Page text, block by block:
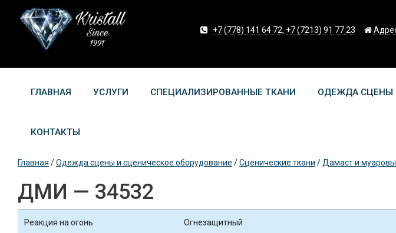
+7 (778) 141 64 72, +7 (7213) 91 77 23
ГЛАВНАЯ УСЛУГИ СПЕЦИАЛИЗИРОВАННЫЕ ТКАНИ ОДЕЖДА СЦЕНЫ
КОНТАКТЫ
Главная /Одежда сцены и сценическое оборудование /Сценические ткани / Дамаст и
ДМИ — 34532
Реакция на огонь Огнезащитный